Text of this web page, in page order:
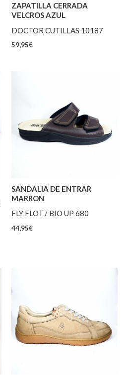
ZAPATILLA CERRADA
VELCROS AZUL
DOCTOR CUTILLAS 10187
59,95€
SANDALIA DE ENTRAR
MARRON
FLY FLOT / BIO UP 680
44,95€